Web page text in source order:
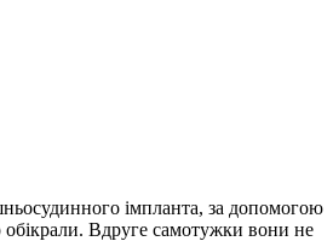
імпланта, за допомогою
Вдруге самотужки вони не